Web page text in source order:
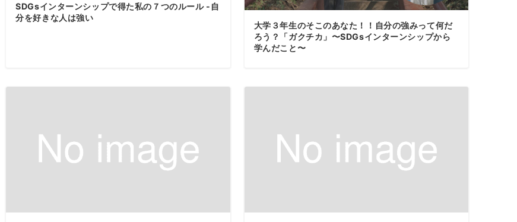
SDGsインターンシップで得た私の７つのルール -自
分を好きな人は強い
大学３年生のそこのあなた！！自分の強みって何だ
ろう？「ガクチカ」〜SDGsインターンシップから
学んだこと〜